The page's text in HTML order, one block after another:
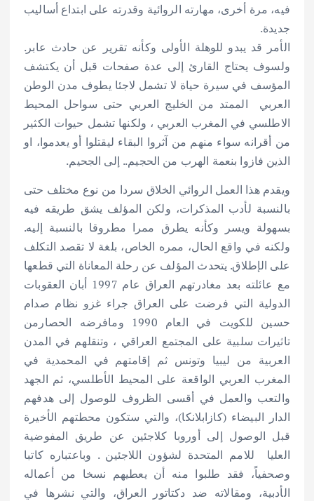
فيه، مرة أخرى، مهارته الروائية وقدرته على ابتداع أساليب
جديدة.
الأمر قد يبدو للوهلة الأولى وكأنه تقرير عن حادث عابر.
ولسوف يحتاج القارئ إلى عدة صفحات قبل أن يكتشف
المؤسف في سيرة حياة لا تشمل لاجئا يطوف مدن الوطن
العربي الممتد من الخليج العربي حتى سواحل المحيط
الاطلسي في المغرب العربي ، ولكنها تشمل حيوات الكثير
من أقرانه سواء منهم من آثروا البقاء ليقتلوا أو يعدموا، او
الذين فازوا بنعمة الهرب من الحجيم.. إلى الجحيم.
ويقدم هذا العمل الروائي الخلاق سردا من نوع مختلف حتى
بالنسبة لأدب المذكرات، ولكن المؤلف يشق طريقه فيه
بسهولة ويسر وكأنه يطرق ممرا مطروقا بالنسبة إليه.
ولكنه في واقع الحال، ممره الخاص، بلغة لا تقصد التكلف
على الإطلاق. يتحدث المؤلف عن رحلة المعاناة التي قطعها
مع عائلته بعد مغادرتهم العراق عام 1997 أبان العقوبات
الدولية التي فرضت على العراق جراء غزو نظام صدام
حسين للكويت في العام 1990 ومافرضه الحصارمن
تاثيرات سلبية على المجتمع العراقي ، وتنقلهم في المدن
العربية من ليبيا وتونس ثم إقامتهم في المحمدية في
المغرب العربي الواقعة على المحيط الأطلسي، ثم الجهد
والتعب والعمل في أقسى الظروف للوصول إلى هدفهم
الدار البيضاء (كازابلانكا)، والتي ستكون محطتهم الأخيرة
قبل الوصول إلى أوروبا كلاجئين عن طريق المفوضية
العليا للامم المتحدة لشؤون اللاجئين . وباعتباره كاتبا
وصحفياً، فقد طلبوا منه أن يعطيهم نسخا من أعماله
الأدبية، ومقالاته ضد دكتاتور العراق، والتي نشرها في